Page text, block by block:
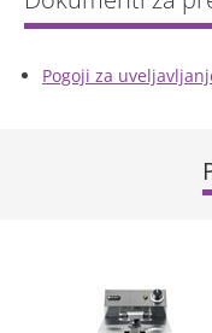
Pogoji za